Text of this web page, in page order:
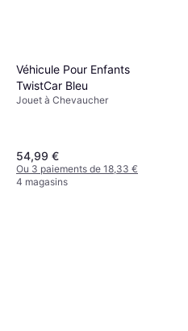
Véhicule Pour Enfants
TwistCar Bleu
Jouet à Chevaucher
54,99 €
Ou 3 paiements de 18,33 €
4 magasins